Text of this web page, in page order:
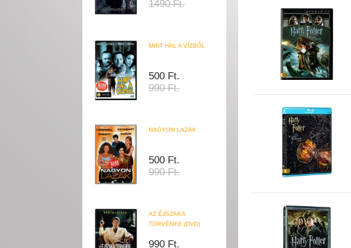
1490 Ft.
MINT HAL A VÍZBŐL
500 Ft.
990 Ft.
NAGYON LAZÁK
500 Ft.
990 Ft.
AZ ÉJSZAKA
TÖRVÉNYE (DVD)
990 Ft.